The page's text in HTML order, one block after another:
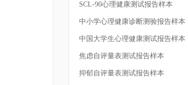
SCL-90心理健康测试报告样本
中小学心理健康诊断测验报告样本
中国大学生心理健康测试报告样本
焦虑自评量表测试报告样本
抑郁自评量表测试报告样本